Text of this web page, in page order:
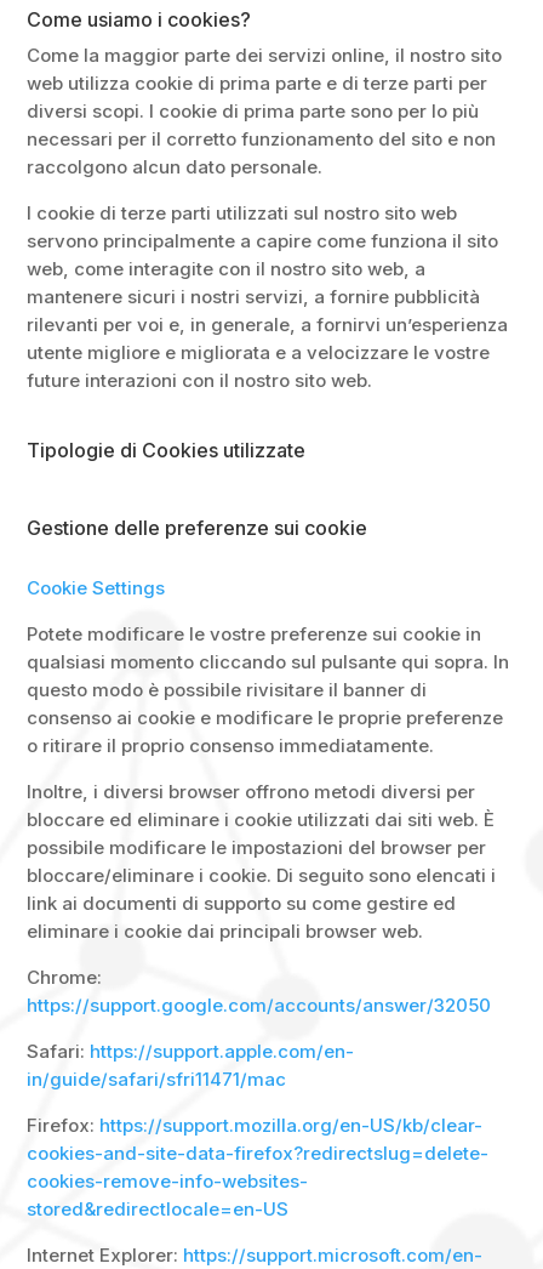
Come usiamo i cookies?
Come la maggior parte dei servizi online, il nostro sito
web utilizza cookie di prima parte e di terze parti per
diversi scopi. I cookie di prima parte sono per lo più
necessari per il corretto funzionamento del sito e non
raccolgono alcun dato personale.
I cookie di terze parti utilizzati sul nostro sito web
servono principalmente a capire come funziona il sito
web, come interagite con il nostro sito web, a
mantenere sicuri i nostri servizi, a fornire pubblicità
rilevanti per voi e, in generale, a fornirvi un’esperienza
utente migliore e migliorata e a velocizzare le vostre
future interazioni con il nostro sito web.
Tipologie di Cookies utilizzate
Gestione delle preferenze sui cookie
Cookie Settings
Potete modificare le vostre preferenze sui cookie in
qualsiasi momento cliccando sul pulsante qui sopra. In
questo modo è possibile rivisitare il banner di
consenso ai cookie e modificare le proprie preferenze
o ritirare il proprio consenso immediatamente.
Inoltre, i diversi browser offrono metodi diversi per
bloccare ed eliminare i cookie utilizzati dai siti web. È
possibile modificare le impostazioni del browser per
bloccare/eliminare i cookie. Di seguito sono elencati i
link ai documenti di supporto su come gestire ed
eliminare i cookie dai principali browser web.
Chrome:
https://support.google.com/accounts/answer/32050
Safari: https://support.apple.com/en-
in/guide/safari/sfri11471/mac
Firefox: https://support.mozilla.org/en-US/kb/clear-
cookies-and-site-data-firefox?redirectslug=delete-
cookies-remove-info-websites-
stored&redirectlocale=en-US
Internet Explorer: https://support.microsoft.com/en-